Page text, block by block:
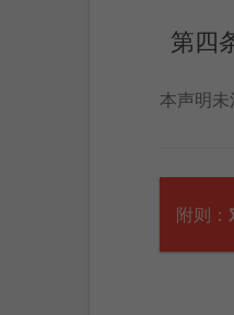
第四
本声明
附则：